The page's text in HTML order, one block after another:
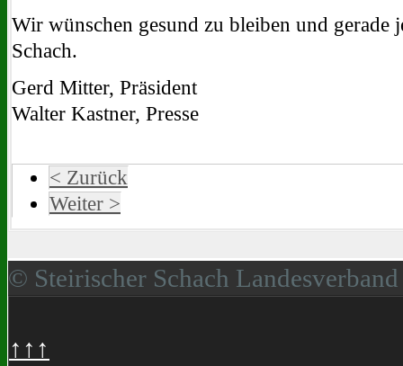
Wir wünschen gesund zu bleiben und gerade
Schach.
Gerd Mitter, Präsident
Walter Kastner, Presse
< Zurück
Weiter >
© Steirischer Schach Landesverband
↑↑↑